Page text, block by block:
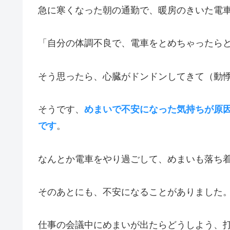
急に寒くなった朝の通勤で、暖房のきいた電
「自分の体調不良で、電車をとめちゃったら
そう思ったら、心臓がドンドンしてきて（動
そうです、 めまいで不安になった気持ちが原
です。
なんとか電車をやり過ごして、めまいも落ち
そのあとにも、不安になることがありました
仕事の会議中にめまいが出たらどうしよう、